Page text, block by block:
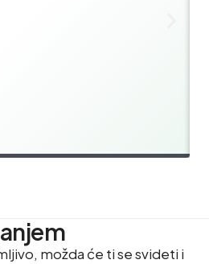
možda će ti se svideti i